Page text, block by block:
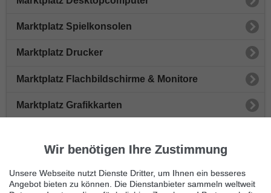
Marktplatz Spielkonsolen
Marktplatz Drucker
Marktplatz Flachbildschirme & Monitore
Marktplatz Grafikkarten
Marktplatz Festplatten
Immer die neuesten Anzeigen erhalten?
Wir benötigen Ihre Zustimmung
Unsere Webseite nutzt Dienste Dritter, um Ihnen ein besseres
Angebot bieten zu können. Die Dienstanbieter sammeln weltweit